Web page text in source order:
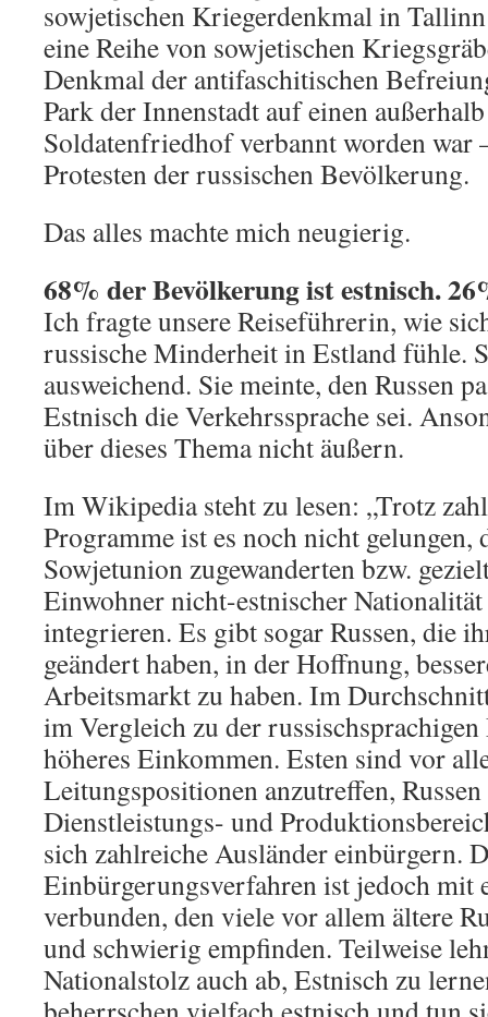
sowjetischen Kriegerdenkmal in
eine Reihe von sowjetischen
Denkmal der antifaschitischen
Park der Innenstadt auf einen
Soldatenfriedhof verbannt worden war
Protesten der russischen Bevölkerung.
Das alles machte mich neugierig.
68% der Bevölkerung ist estnisch.
Ich fragte unsere Reiseführerin, wie
russische Minderheit in Estland fühle.
ausweichend. Sie meinte, den Russen
Estnisch die Verkehrssprache sei.
über dieses Thema nicht äußern.
Im Wikipedia steht zu lesen: „Trotz
Programme ist es noch nicht gelungen,
Sowjetunion zugewanderten bzw.
Einwohner nicht-estnischer
integrieren. Es gibt sogar Russen, die
geändert haben, in der Hoffnung,
Arbeitsmarkt zu haben. Im
im Vergleich zu der
höheres Einkommen. Esten sind vor
Leitungspositionen anzutreffen,
Dienstleistungs- und
sich zahlreiche Ausländer einbürgern.
Einbürgerungsverfahren ist jedoch mit
verbunden, den viele vor allem ältere
und schwierig empfinden. Teilweise
Nationalstolz auch ab, Estnisch zu